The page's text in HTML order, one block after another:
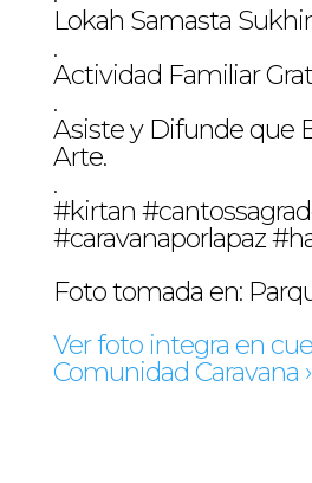
Lokah Samasta
.
Actividad Familiar
.
Asiste y Difunde que
Arte.
.
#kirtan
#caravanaporlapaz
Foto tomada en:
Ver foto integra en
Comunidad Caravana ›